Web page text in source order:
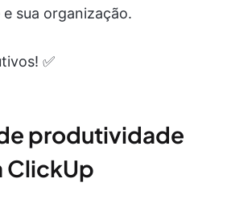
sua organização.
✅
produtividade
ClickUp